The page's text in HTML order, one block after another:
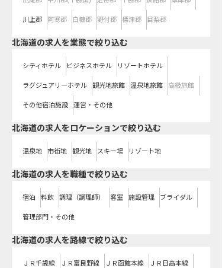
川上郡 阿寒郡 白糠郡 野付郡 標津郡 目梨郡
北海道の求人を業態で絞り込む
シティホテル ビジネスホテル リゾートホテル
ラグジュアリーホテル 観光地旅館 温泉地旅館 高級旅館
その他宿泊施設 運営・その他
北海道の求人をロケーションで絞り込む
温泉地 市街地 観光地 スキー場 リゾート地
北海道の求人を職種で絞り込む
宿泊 料飲 調理（調理師） 客室 施設管理 ブライダル
管理部門・その他
北海道の求人を路線で絞り込む
ＪＲ千歳線 ＪＲ富良野線 ＪＲ函館本線 ＪＲ日高本線